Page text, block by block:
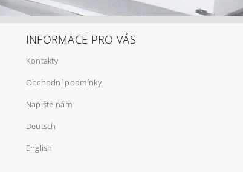
INFORMACE PRO VÁS
Kontakty
Obchodní podmínky
Napište nám
Deutsch
English